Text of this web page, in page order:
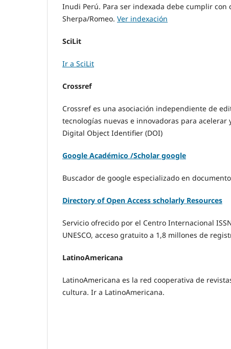
Inudi Perú. Para ser indexada debe cumplir
Sherpa/Romeo. Ver indexación
SciLit
Ir a SciLit
Crossref
Crossref es una asociación independiente de
tecnologías nuevas e innovadoras para
Digital Object Identifier (DOI)
Google Académico /Scholar google
Buscador de google especializado en
Directory of Open Access scholarly Resources
Servicio ofrecido por el Centro Internacional
UNESCO, acceso gratuito a 1,8 millones de
LatinoAmericana
LatinoAmericana es la red cooperativa de
cultura. Ir a LatinoAmericana.